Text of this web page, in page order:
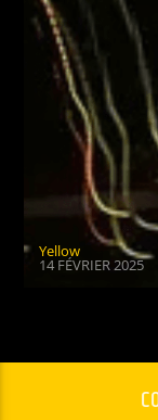
Yellow
14 FÉVRIER 2025